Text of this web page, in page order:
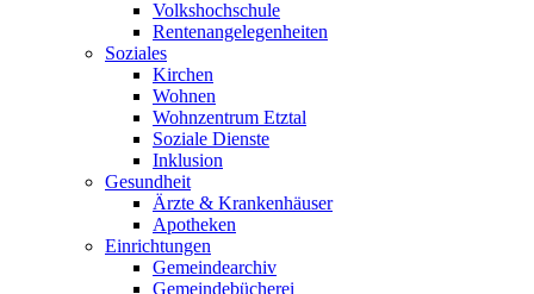
Volkshochschule
Rentenangelegenheiten
Soziales
Kirchen
Wohnen
Wohnzentrum Etztal
Soziale Dienste
Inklusion
Gesundheit
Ärzte & Krankenhäuser
Apotheken
Einrichtungen
Gemeindearchiv
Gemeindebücherei